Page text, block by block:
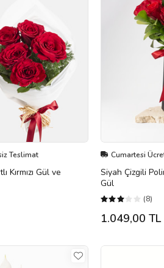
Teslimat
Kırmızı Gül ve
Cumartesi
Siyah Çizgili
Gül
(8)
1.049,00 TL